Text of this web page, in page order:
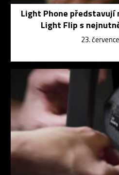
Light Phone představují
Light Flip s
23.